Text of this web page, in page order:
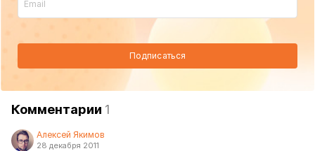
Подписаться
Комментарии 1
Алексей Якимов
28 декабря 2011